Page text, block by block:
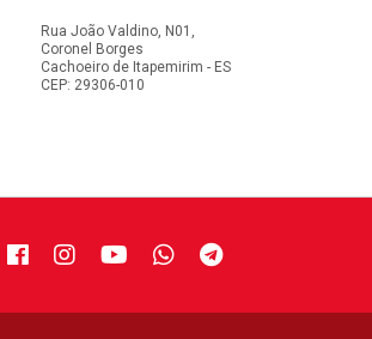
Rua João Valdino, N01,
Coronel Borges
Cachoeiro de Itapemirim - ES
CEP: 29306-010